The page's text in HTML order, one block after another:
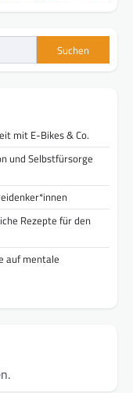
Suchen
mit E-Bikes & Co.
und Selbstfürsorge
Rezepte für den
auf mentale